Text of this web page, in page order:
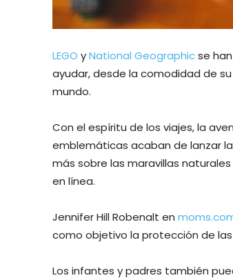
LEGO yNational Geographicse
ayudar, desde la comodidad de
mundo.
Con el espíritu de los viajes, la
emblemáticas acaban de lanzar
más sobre las maravillas
en línea.
Jennifer Hill Robenalt en
como objetivo la protección de
Los infantes y padres también